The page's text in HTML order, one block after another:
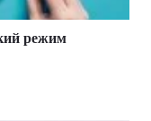
режим